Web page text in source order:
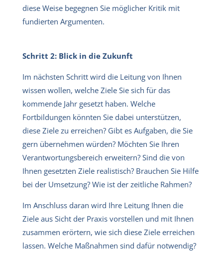
diese Weise begegnen Sie möglicher Kritik mit
fundierten Argumenten.
Schritt 2: Blick in die Zukunft
Im nächsten Schritt wird die Leitung von Ihnen
wissen wollen, welche Ziele Sie sich für das
kommende Jahr gesetzt haben. Welche
Fortbildungen könnten Sie dabei unterstützen,
diese Ziele zu erreichen? Gibt es Aufgaben, die Sie
gern übernehmen würden? Möchten Sie Ihren
Verantwortungsbereich erweitern? Sind die von
Ihnen gesetzten Ziele realistisch? Brauchen Sie Hilfe
bei der Umsetzung? Wie ist der zeitliche Rahmen?
Im Anschluss daran wird Ihre Leitung Ihnen die
Ziele aus Sicht der Praxis vorstellen und mit Ihnen
zusammen erörtern, wie sich diese Ziele erreichen
lassen. Welche Maßnahmen sind dafür notwendig?